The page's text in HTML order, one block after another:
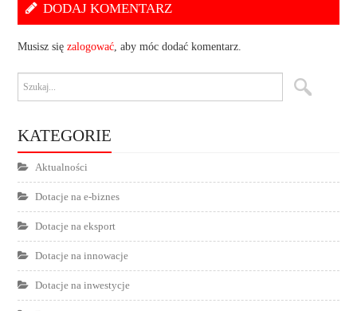
DODAJ KOMENTARZ
Musisz sięzalogować , aby móc dodać komentarz.
KATEGORIE
Aktualności
Dotacje na e-biznes
Dotacje na eksport
Dotacje na innowacje
Dotacje na inwestycje